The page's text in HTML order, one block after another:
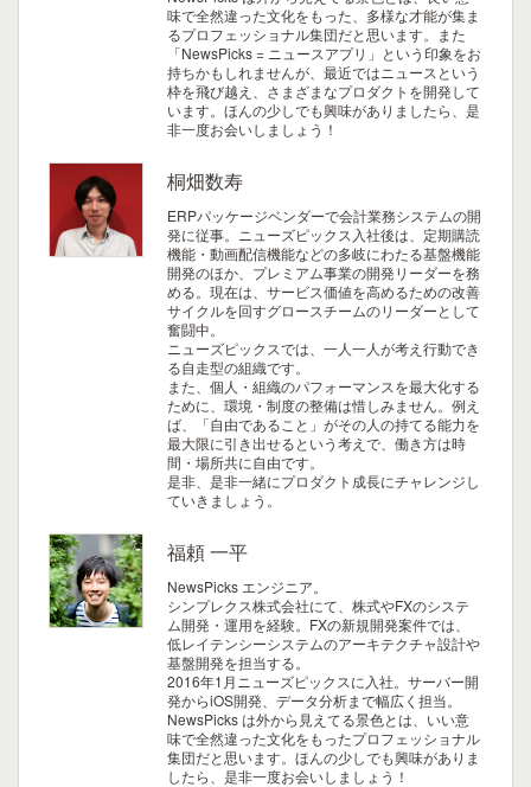
味で全然違った文化をもった、多様な才能が集ま
るプロフェッショナル集団だと思います。また
「NewsPicks = ニュースアプリ」という印象をお
持ちかもしれませんが、最近ではニュースという
枠を飛び越え、さまざまなプロダクトを開発して
います。ほんの少しでも興味がありましたら、是
非一度お会いしましょう！
桐畑数寿
ERPパッケージベンダーで会計業務システムの開
発に従事。ニューズピックス入社後は、定期購読
機能・動画配信機能などの多岐にわたる基盤機能
開発のほか、プレミアム事業の開発リーダーを務
める。現在は、サービス価値を高めるための改善
サイクルを回すグロースチームのリーダーとして
奮闘中。
ニューズピックスでは、一人一人が考え行動でき
る自走型の組織です。
また、個人・組織のパフォーマンスを最大化する
ために、環境・制度の整備は惜しみません。例え
ば、「自由であること」がその人の持てる能力を
最大限に引き出せるという考えで、働き方は時
間・場所共に自由です。
是非、是非一緒にプロダクト成長にチャレンジし
ていきましょう。
福頼 一平
NewsPicks エンジニア。
シンプレクス株式会社にて、株式やFXのシステ
ム開発・運用を経験。FXの新規開発案件では、
低レイテンシーシステムのアーキテクチャ設計や
基盤開発を担当する。
2016年1月ニューズピックスに入社。サーバー開
発からiOS開発、データ分析まで幅広く担当。
NewsPicks は外から見えてる景色とは、いい意
味で全然違った文化をもったプロフェッショナル
集団だと思います。ほんの少しでも興味がありま
したら、是非一度お会いしましょう！